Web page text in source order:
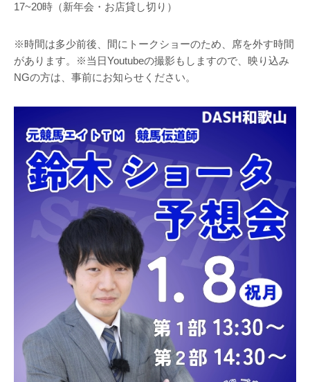
17~20時（新年会・お店貸し切り）
※時間は多少前後、間にトークショーのため、席を外す時間
があります。※当日Youtubeの撮影もしますので、映り込み
NGの方は、事前にお知らせください。